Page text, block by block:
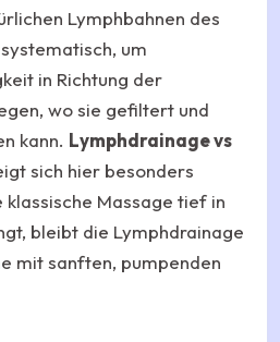
Lymphbahnen des
um
in Richtung der
wo sie gefiltert und
kann. Lymphdrainage vs
sich hier besonders
Massage tief in
bleibt die Lymphdrainage
mit sanften, pumpenden